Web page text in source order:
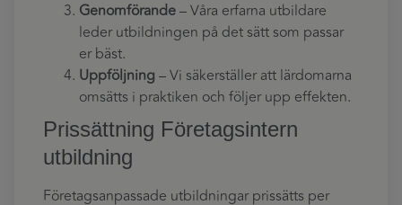
Genomförande– Våra erfarna utbildare
leder utbildningen på det sätt som passar
er bäst.
Uppföljning – Vi säkerställer att lärdomarna
omsätts i praktiken och följer upp effekten.
Prissättning Företagsintern
utbildning
Företagsanpassade utbildningar prissätts per